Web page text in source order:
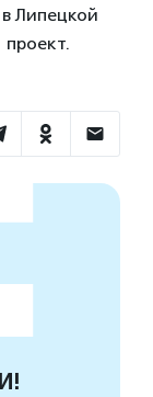
Липецкой